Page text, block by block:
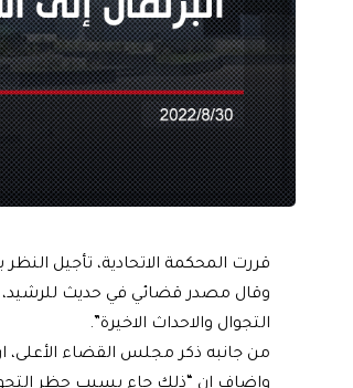
قررت المحكمة الاتحادية، تأجيل
وقال مصدر قضائي في حديث للرشيد،
التجوال والاحداث الاخيرة”.
من جانبه ذكر مجلس القضاء الأعلى،
واضاف ان “ذلك جاء بسبب حظر